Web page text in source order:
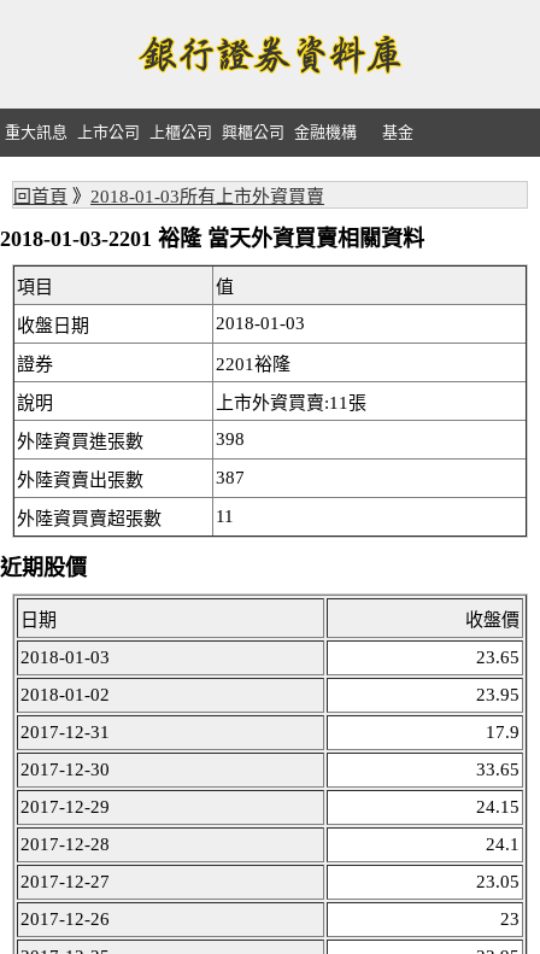
重大訊息 上市公司 上櫃公司 興櫃公司 金融機構 基金
回首頁 》 2018-01-03所有上市外資買賣
2018-01-03-2201 裕隆 當天外資買賣相關資料
項目
值
收盤日期
2018-01-03
證券
2201裕隆
說明
上市外資買賣:11張
外陸資買進張數
398
外陸資賣出張數 387
外陸資買賣超張數 11
近期股價
日期
收盤價
2018-01-03
23.65
2018-01-02
23.95
2017-12-31
17.9
2017-12-30
33.65
2017-12-29
24.15
2017-12-28
24.1
2017-12-27
23.05
2017-12-26
23